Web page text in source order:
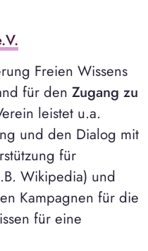
Freien Wissens
für den Zugang zu
leistet u.a.
und den Dialog mit
für
Wikipedia) und
Kampagnen für die
für eine